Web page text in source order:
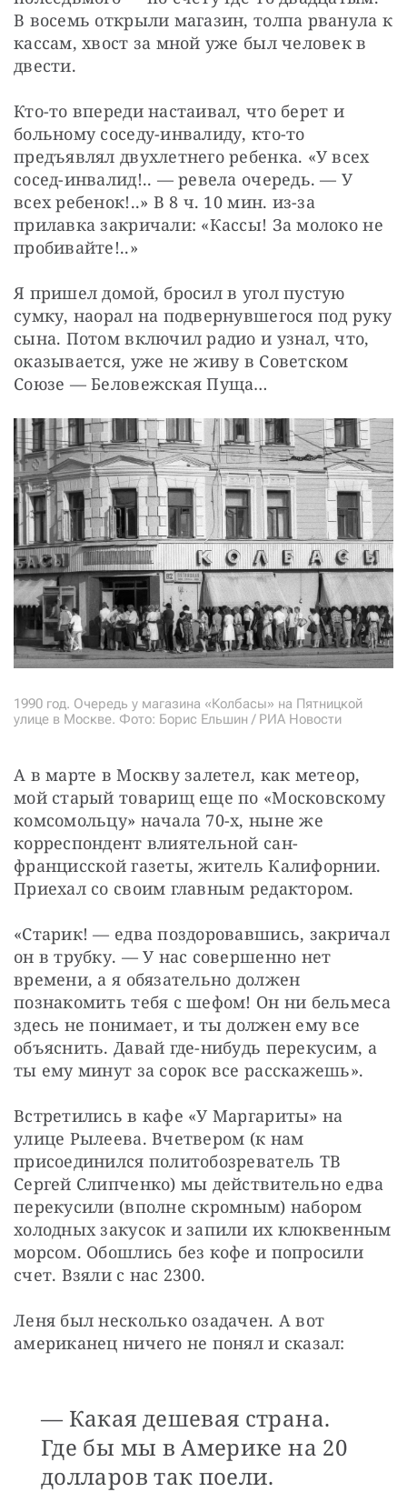
В восемь открыли магазин, толпа рванула к
кассам, хвост за мной уже был человек в
двести.
Кто-то впереди настаивал, что берет и
больному соседу-инвалиду, кто-то
предъявлял двухлетнего ребенка. «У всех
сосед-инвалид!.. — ревела очередь. — У
всех ребенок!..» В 8 ч. 10 мин. из-за
прилавка закричали: «Кассы! За молоко не
пробивайте!..»
Я пришел домой, бросил в угол пустую
сумку, наорал на подвернувшегося под руку
сына. Потом включил радио и узнал, что,
оказывается, уже не живу в Советском
Союзе — Беловежская Пуща…
1990 год. Очередь у магазина «Колбасы» на Пятницкой
улице в Москве. Фото: Борис Ельшин / РИА Новости
А в марте в Москву залетел, как метеор,
мой старый товарищ еще по «Московскому
комсомольцу» начала 70-х, ныне же
корреспондент влиятельной сан-
францисской газеты, житель Калифорнии.
Приехал со своим главным редактором.
«Старик! — едва поздоровавшись, закричал
он в трубку. — У нас совершенно нет
времени, а я обязательно должен
познакомить тебя с шефом! Он ни бельмеса
здесь не понимает, и ты должен ему все
объяснить. Давай где-нибудь перекусим, а
ты ему минут за сорок все расскажешь».
Встретились в кафе «У Маргариты» на
улице Рылеева. Вчетвером (к нам
присоединился политобозреватель ТВ
Сергей Слипченко) мы действительно едва
перекусили (вполне скромным) набором
холодных закусок и запили их клюквенным
морсом. Обошлись без кофе и попросили
счет. Взяли с нас 2300.
Леня был несколько озадачен. А вот
американец ничего не понял и сказал:
— Какая дешевая страна.
Где бы мы в Америке на 20
долларов так поели.